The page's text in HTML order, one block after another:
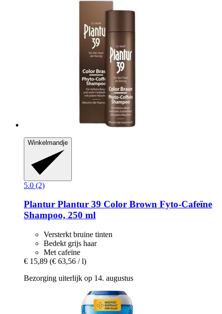
Winkelmandje
5.0 (2)
Plantur Plantur 39 Color Brown Fyto-​Cafeïne
Shampoo, 250 ml
Versterkt bruine tinten
Bedekt grijs haar
Met cafeïne
€ 15,89 (€ 63,56 / l)
Bezorging uiterlijk op 14. augustus